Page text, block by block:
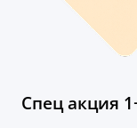
Спец акция